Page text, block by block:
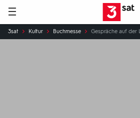
Hauptnavigation 3SAT
Sie
sind
3sat Kultur Buchmesse Gespräche auf der